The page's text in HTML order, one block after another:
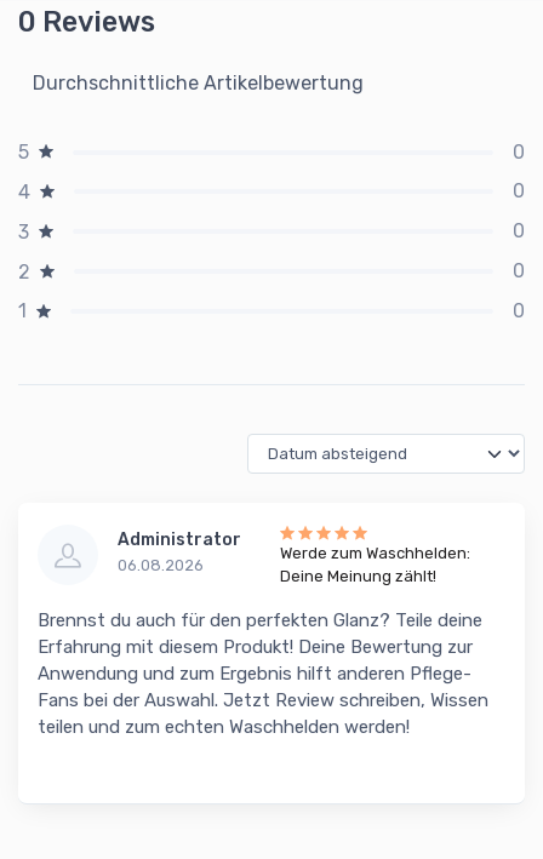
0 Reviews
Durchschnittliche Artikelbewertung
5
0
4
0
3
0
2
0
1
0
Administrator
06.08.2026
Werde zum Waschhelden:
Deine Meinung zählt!
Brennst du auch für den perfekten Glanz? Teile deine
Erfahrung mit diesem Produkt! Deine Bewertung zur
Anwendung und zum Ergebnis hilft anderen Pflege-
Fans bei der Auswahl. Jetzt Review schreiben, Wissen
teilen und zum echten Waschhelden werden!